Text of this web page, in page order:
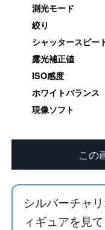
測光モード
絞り
シャッタースピー
露光補正値
ISO感度
ホワイトバランス
現像ソフト
この
シルバーチャ
ィギュアを見